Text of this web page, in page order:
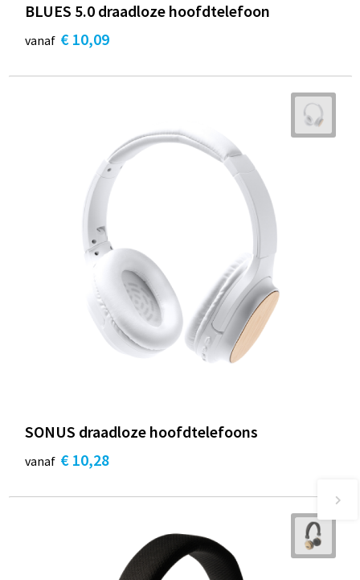
BLUES 5.0 draadloze hoofdtelefoon
vanaf € 10,09
SONUS draadloze hoofdtelefoons
vanaf € 10,28